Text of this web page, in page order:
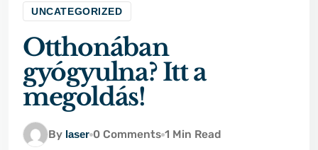
UNCATEGORIZED
Otthonában
gyógyulna? Itt a
megoldás!
By laser 0 Comments 1 Min Read